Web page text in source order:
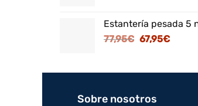
era:
82,95€.
es:
Estantería pesada 5
77,95€ El
era:
67,95€El
es:
Sobre nosotros